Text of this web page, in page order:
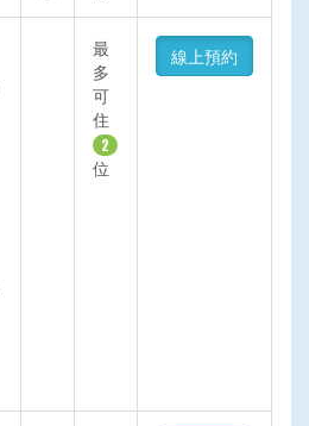
最
多
可
住
2
位
線上預約